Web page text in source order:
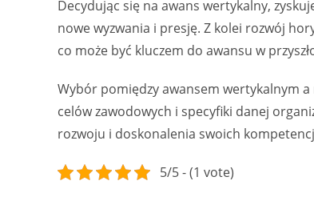
Decydując się na awans wertykalny,
nowe wyzwania i presję. Z kolei rozwój
co może być kluczem do awansu w
Wybór pomiędzy awansem wertykalnym
celów zawodowych i specyfiki danej
rozwoju i doskonalenia swoich
5/5 - (1 vote)